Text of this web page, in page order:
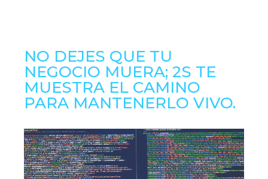
NO DEJES QUE TU
NEGOCIO MUERA; 2S TE
MUESTRA EL CAMINO
PARA MANTENERLO VIVO.